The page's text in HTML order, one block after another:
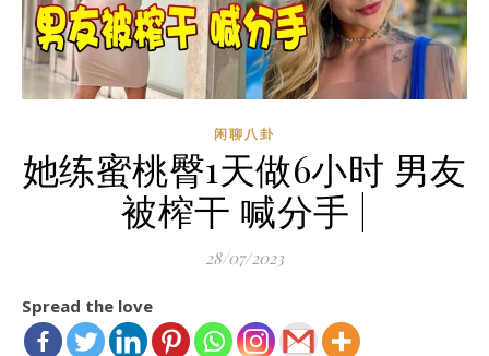
闲聊八卦
她练蜜桃臀1天做6小时 男友
被榨干 喊分手 |
28/07/2023
Spread the love